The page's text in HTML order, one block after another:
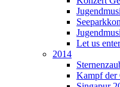
Let us
2014
Kampf der